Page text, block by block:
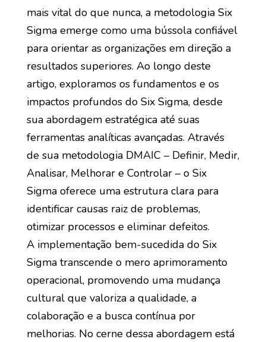
mais vital do que nunca, a metodologia Six
Sigma emerge como uma bússola confiável
para orientar as organizações em direção a
resultados superiores. Ao longo deste
artigo, exploramos os fundamentos e os
impactos profundos do Six Sigma, desde
sua abordagem estratégica até suas
ferramentas analíticas avançadas. Através
de sua metodologia DMAIC – Definir, Medir,
Analisar, Melhorar e Controlar – o Six
Sigma oferece uma estrutura clara para
identificar causas raiz de problemas,
otimizar processos e eliminar defeitos.
A implementação bem-sucedida do Six
Sigma transcende o mero aprimoramento
operacional, promovendo uma mudança
cultural que valoriza a qualidade, a
colaboração e a busca contínua por
melhorias. No cerne dessa abordagem está